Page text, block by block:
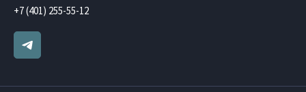
+7 (401) 255-55-12